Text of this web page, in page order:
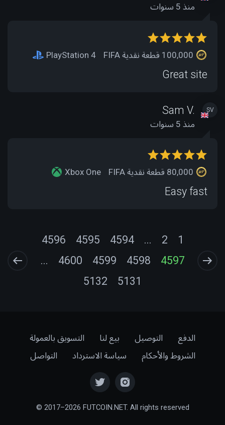
منذ 5 سنوات
PlayStation 4
Great site
SV
Sam V.
منذ 5 سنوات
Xbox One
Easy fast
1
2
...
4594
4595
4596
4597
4598
4599
4600
...
5131
5132
الدفع التوصيل بيع لنا
التسويق بالعمولة
الشروط والأحكام
سياسة الاسترداد التواصل
© 2017–2026 FUTCOIN.NET. All rights reserved